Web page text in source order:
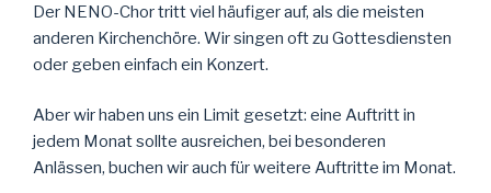
Der NENO-Chor tritt viel häufiger auf, als die meisten
anderen Kirchenchöre. Wir singen oft zu Gottesdiensten
oder geben einfach ein Konzert.
Aber wir haben uns ein Limit gesetzt: eine Auftritt in
jedem Monat sollte ausreichen, bei besonderen
Anlässen, buchen wir auch für weitere Auftritte im Monat.